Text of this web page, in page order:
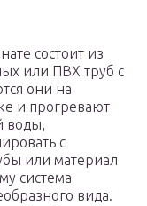
состоит из
или ПВХ труб с
они на
и прогревают
воды,
с
или материал
система
вида.